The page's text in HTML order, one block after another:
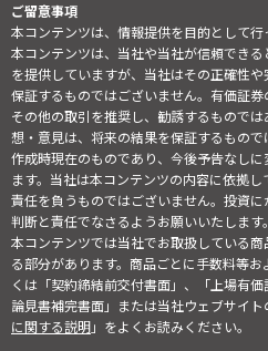
ご留意事項
本コンテンツは、情報提供を目的として行
本コンテンツは、当社や当社が信頼でき
を提供していますが、当社はその正確性
保証するものではございません。有価証券
その他の取引を推奨し、勧誘するもので
想・意見は、将来の結果を保証するもの
作成時現在のものであり、今後予告なし
ます。当社は本コンテンツの内容に依拠
責任を負うものではございません。投資
判断と責任でなさるようお願いいたします。
本コンテンツでは当社でお取扱している
る部分があります。商品ごとに手数料等
くは「契約締結前交付書面」、「上場有
論見書補完書面」または当社ウェブサイト
に関する説明」をよくお読みください。